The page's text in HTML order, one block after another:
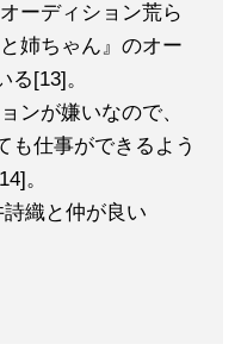
ーディション荒ら
姉ちゃん』のオー
[13]。
ンが嫌いなので、
も仕事ができるよう
。
織と仲が良い